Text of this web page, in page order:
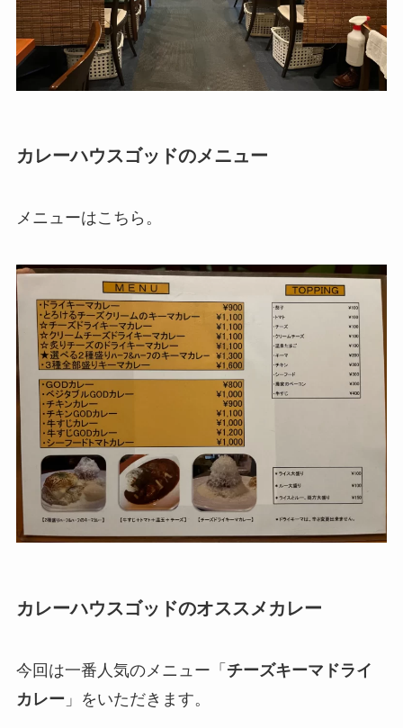
カレーハウスゴッドのメニュー
メニューはこちら。
カレーハウスゴッドのオススメカレー
今回は一番人気のメニュー「 チーズキーマドライ
カレー 」をいただきます。